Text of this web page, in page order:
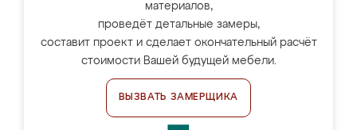
материалов,
проведёт детальные замеры,
составит проект и сделает окончательный расчёт
стоимости Вашей будущей мебели.
ВЫЗВАТЬ ЗАМЕРЩИКА